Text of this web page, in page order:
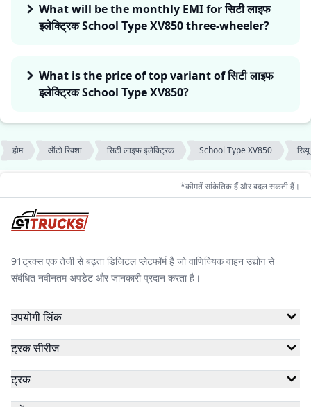
What will be the monthly EMI for सिटी लाइफ
इलेक्ट्रिक School Type XV850 three-wheeler?
What is the price of top variant of सिटी लाइफ
इलेक्ट्रिक School Type XV850?
होम ऑटो रिक्शा सिटी लाइफ इलेक्ट्रिक School Type XV850 रिव्यू
*कीमतें सांकेतिक हैं और बदल सकती हैं।
91ट्रक्स एक तेजी से बढ़ता डिजिटल प्लेटफॉर्म है जो वाणिज्यिक वाहन उद्योग से
संबंधित नवीनतम अपडेट और जानकारी प्रदान करता है।
उपयोगी लिंक
ट्रक सीरीज
ट्रक